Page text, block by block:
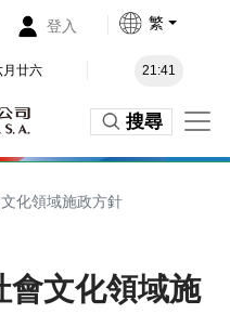
登入 繁
月廿六 21:41
搜尋
化領域施政方針
會文化領域施